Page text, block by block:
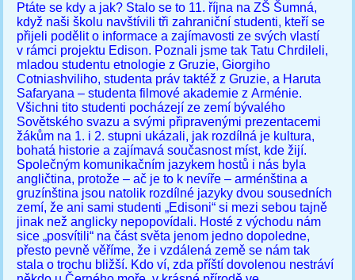
Ptáte se kdy a jak? Stalo se to 11. října na ZŠ Šumná,
když naši školu navštívili tři zahraniční studenti, kteří se
přijeli podělit o informace a zajímavosti ze svých vlastí
v rámci projektu Edison. Poznali jsme tak Tatu Chrdileli,
mladou studentu etnologie z Gruzie, Giorgiho
Cotniashviliho, studenta práv taktéž z Gruzie, a Haruta
Safaryana – studenta filmové akademie z Arménie.
Všichni tito studenti pocházejí ze zemí bývalého
Sovětského svazu a svými připravenými prezentacemi
žákům na 1. i 2. stupni ukázali, jak rozdílná je kultura,
bohatá historie a zajímavá současnost míst, kde žijí.
Společným komunikačním jazykem hostů i nás byla
angličtina, protože – ač je to k nevíře – arménština a
gruzínština jsou natolik rozdílné jazyky dvou sousedních
zemí, že ani sami studenti „Edisoni“ si mezi sebou tajně
jinak než anglicky nepopovídali. Hosté z východu nám
sice „posvítili“ na část světa jenom jedno dopoledne,
přesto pevně věříme, že i vzdálená země se nám tak
stala o trochu bližší. Kdo ví, zda příští dovolenou nestráví